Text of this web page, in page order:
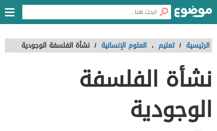
الرئيسية / تعليم ، العلوم الإنسانية / نشأة الفلسفة الوجودية
نشأة الفلسفة
الوجودية